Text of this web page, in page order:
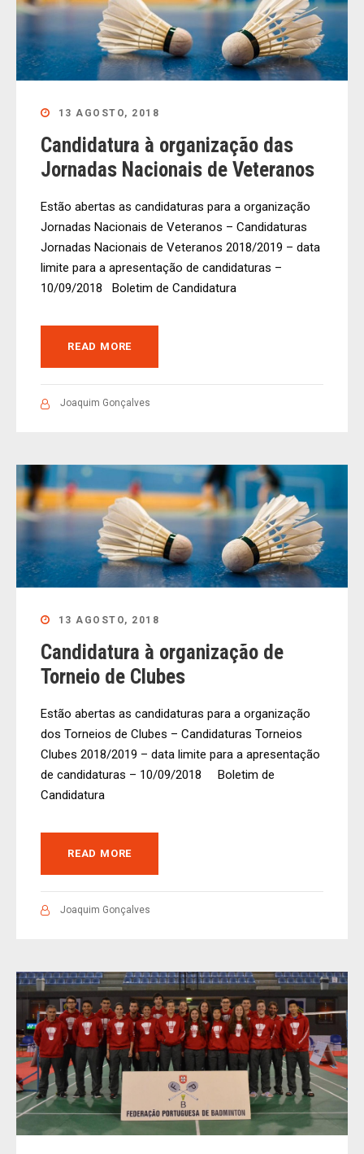
13 AGOSTO, 2018
Candidatura à organização das
Jornadas Nacionais de Veteranos
Estão abertas as candidaturas para a organização
Jornadas Nacionais de Veteranos – Candidaturas
Jornadas Nacionais de Veteranos 2018/2019 – data
limite para a apresentação de candidaturas –
10/09/2018 Boletim de Candidatura
READ MORE
Joaquim Gonçalves
13 AGOSTO, 2018
Candidatura à organização de
Torneio de Clubes
Estão abertas as candidaturas para a organização
dos Torneios de Clubes – Candidaturas Torneios
Clubes 2018/2019 – data limite para a apresentação
de candidaturas – 10/09/2018 Boletim de
Candidatura
READ MORE
Joaquim Gonçalves